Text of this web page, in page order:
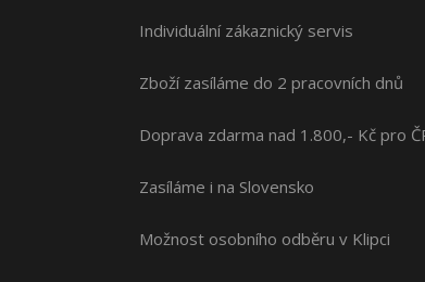
Individuální zákaznický servis
Zboží zasíláme do 2 pracovních dnů
Doprava zdarma nad 1.800,- Kč pro
Zasíláme i na Slovensko
Možnost osobního odběru v Klipci